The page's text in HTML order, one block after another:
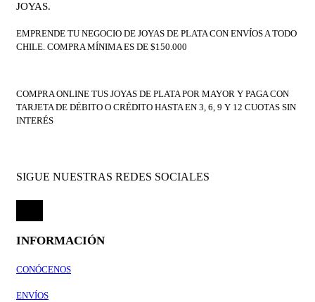
JOYAS.
EMPRENDE TU NEGOCIO DE JOYAS DE PLATA CON ENVÍOS A TODO
CHILE. COMPRA MÍNIMA ES DE $150.000
COMPRA ONLINE TUS JOYAS DE PLATA POR MAYOR Y PAGA CON
TARJETA DE DÉBITO O CRÉDITO HASTA EN 3, 6, 9 Y 12 CUOTAS SIN
INTERÉS
SIGUE NUESTRAS REDES SOCIALES
INFORMACIÓN
CONÓCENOS
ENVÍOS